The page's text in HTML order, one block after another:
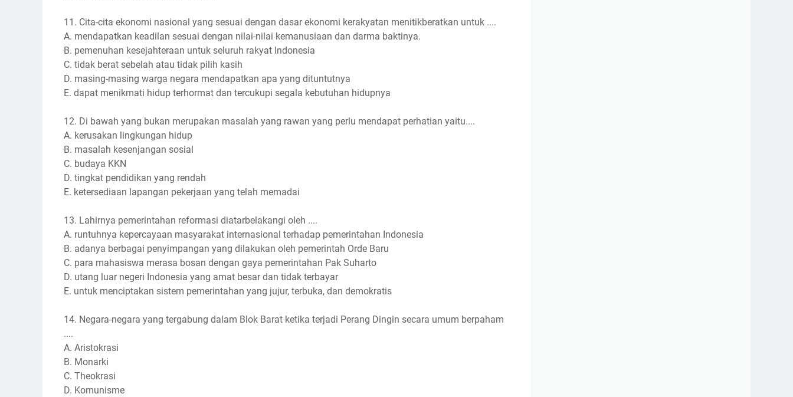
11. Cita-cita ekonomi nasional yang sesuai dengan dasar ekonomi kerakyatan menitikberatkan untuk ....
A. mendapatkan keadilan sesuai dengan nilai-nilai kemanusiaan dan darma baktinya.
B. pemenuhan kesejahteraan untuk seluruh rakyat Indonesia
C. tidak berat sebelah atau tidak pilih kasih
D. masing-masing warga negara mendapatkan apa yang dituntutnya
E. dapat menikmati hidup terhormat dan tercukupi segala kebutuhan hidupnya
12. Di bawah yang bukan merupakan masalah yang rawan yang perlu mendapat perhatian yaitu....
A. kerusakan lingkungan hidup
B. masalah kesenjangan sosial
C. budaya KKN
D. tingkat pendidikan yang rendah
E. ketersediaan lapangan pekerjaan yang telah memadai
13. Lahirnya pemerintahan reformasi diatarbelakangi oleh ....
A. runtuhnya kepercayaan masyarakat internasional terhadap pemerintahan Indonesia
B. adanya berbagai penyimpangan yang dilakukan oleh pemerintah Orde Baru
C. para mahasiswa merasa bosan dengan gaya pemerintahan Pak Suharto
D. utang luar negeri Indonesia yang amat besar dan tidak terbayar
E. untuk menciptakan sistem pemerintahan yang jujur, terbuka, dan demokratis
14. Negara-negara yang tergabung dalam Blok Barat ketika terjadi Perang Dingin secara umum berpaham
....
A. Aristokrasi
B. Monarki
C. Theokrasi
D. Komunisme